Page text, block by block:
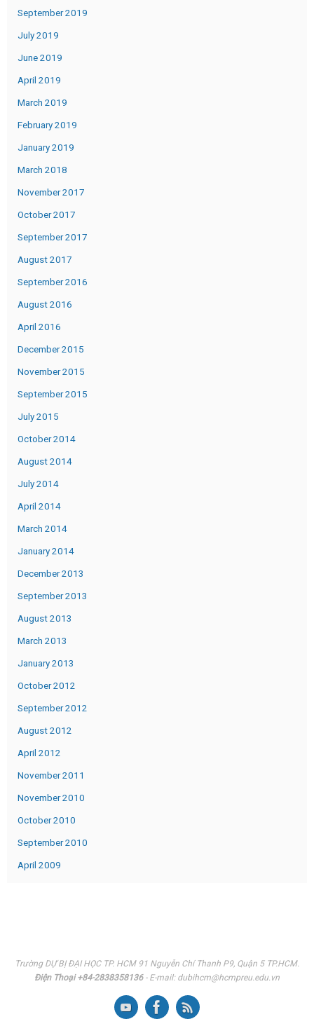
September 2019
July 2019
June 2019
April 2019
March 2019
February 2019
January 2019
March 2018
November 2017
October 2017
September 2017
August 2017
September 2016
August 2016
April 2016
December 2015
November 2015
September 2015
July 2015
October 2014
August 2014
July 2014
April 2014
March 2014
January 2014
December 2013
September 2013
August 2013
March 2013
January 2013
October 2012
September 2012
August 2012
April 2012
November 2011
November 2010
October 2010
September 2010
April 2009
Trường DỰ BỊ ĐẠI HỌC TP. HCM 91 Nguyễn Chí Thanh P9, Quận 5 TP.HCM.
Điện Thoại +84-2838358136- E-mail: dubihcm@hcmpreu.edu.vn